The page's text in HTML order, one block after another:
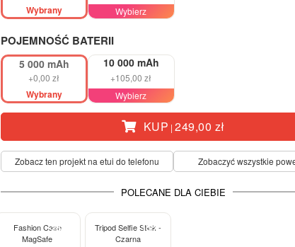
Wybrany Wybierz
POJEMNOŚĆ BATERII
5 000 mAh
+0,00 zł
Wybrany
10 000 mAh
+105,00 zł
Wybierz
KUP |249,00 zł
Zobacz ten projekt na etui do telefonu Zobaczyć wszystkie
POLECANE DLA CIEBIE
-28%
Fashion Case
MagSafe
-15%
Tripod Selfie Stick -
Czarna